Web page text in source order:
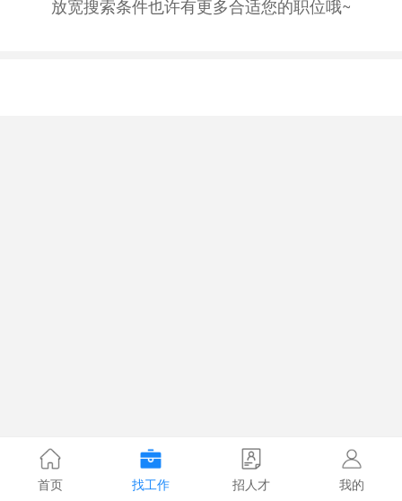
放宽搜索条件也许有更多合适您的职位哦~
首页 找工作 招人才 我的